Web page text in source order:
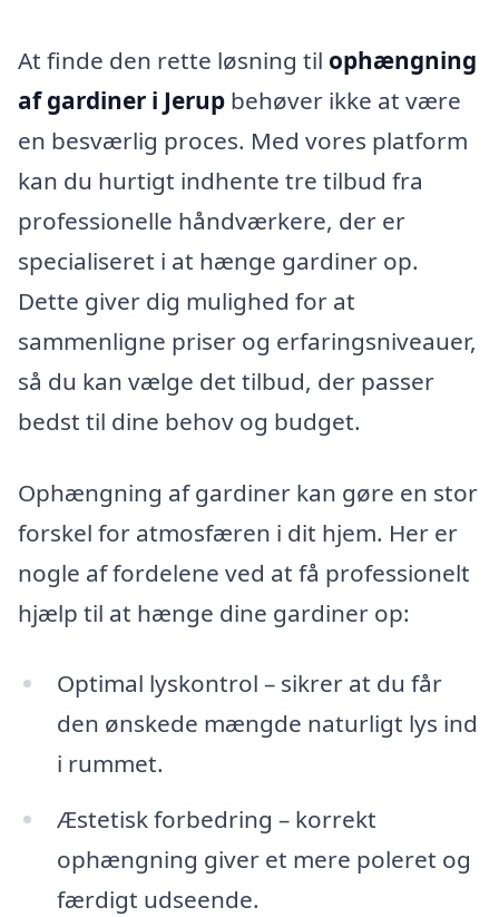
At finde den rette løsning til ophængning
af gardiner i Jerup behøver ikke at være
en besværlig proces. Med vores platform
kan du hurtigt indhente tre tilbud fra
professionelle håndværkere, der er
specialiseret i at hænge gardiner op.
Dette giver dig mulighed for at
sammenligne priser og erfaringsniveauer,
så du kan vælge det tilbud, der passer
bedst til dine behov og budget.
Ophængning af gardiner kan gøre en stor
forskel for atmosfæren i dit hjem. Her er
nogle af fordelene ved at få professionelt
hjælp til at hænge dine gardiner op:
Optimal lyskontrol – sikrer at du får
den ønskede mængde naturligt lys ind
i rummet.
Æstetisk forbedring – korrekt
ophængning giver et mere poleret og
færdigt udseende.